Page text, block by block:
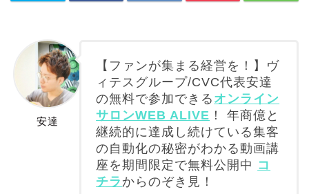
安達
【ファンが集まる経営を！】ヴ
ィテスグループ/CVC代表安達
の無料で参加できる オンライン
サロンWEB ALIVE ！ 年商億と
継続的に達成し続けている集客
の自動化の秘密がわかる動画講
座を期間限定で無料公開中 コ
チラ からのぞき見！